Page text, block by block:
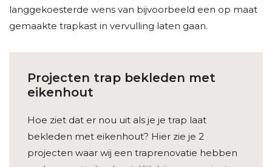
langgekoesterde wens van bijvoorbeeld een op maat
gemaakte trapkast in vervulling laten gaan.
Projecten trap bekleden met
eikenhout
Hoe ziet dat er nou uit als je je trap laat
bekleden met eikenhout? Hier zie je 2
projecten waar wij een traprenovatie hebben